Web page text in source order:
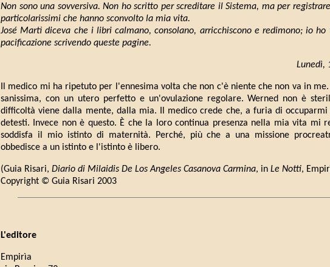
Non sono una sovversiva. Non ho scritto per screditare il Sistema, ma per
particolarissimi che hanno sconvolto la mia vita.
José Martì diceva che i libri calmano, consolano, arricchiscono e redimono; io ho
pacificazione scrivendo queste pagine.
Lunedì,
Il medico mi ha ripetuto per l'ennesima volta che non c'è niente che non va in me.
sanissima, con un utero perfetto e un'ovulazione regolare. Werned non è
difficoltà viene dalla mente, dalla mia. Il medico crede che, a furia di
detesti. Invece non è questo. È che la loro continua presenza nella mia vita mi
soddisfa il mio istinto di maternità. Perché, più che a una missione
obbedisce a un istinto e l'istinto è libero.
(Guia Risari, Diario di Milaidis De Los Angeles Casanova Carmina, in Le Notti,
Copyright © Guia Risari 2003
L'editore
Empirìa